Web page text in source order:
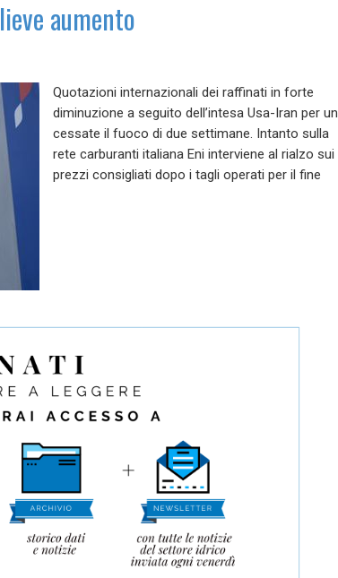
aumento
Quotazioni internazionali dei raffinati in forte
diminuzione a seguito dell’intesa Usa-Iran per un
cessate il fuoco di due settimane. Intanto sulla
rete carburanti italiana Eni interviene al rialzo sui
prezzi consigliati dopo i tagli operati per il fine